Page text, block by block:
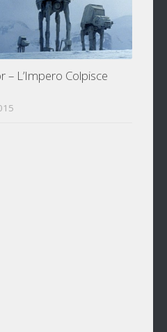
– L’Impero Colpisce